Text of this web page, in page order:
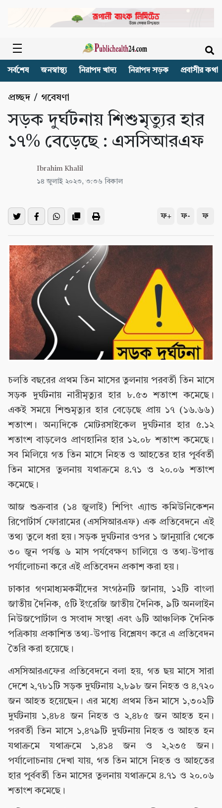
সর্বশেষ জনস্বাস্থ্য নিরাপদ খাদ্য নিরাপদ সড়ক প্রবাসীর কথা
প্রচ্ছদ / গবেষণা
সড়ক দুর্ঘটনায় শিশুমৃত্যুর হার
১৭% বেড়েছে : এসসিআরএফ
Ibrahim Khalil
১৪ জুলাই ২০২৩, ৩:৩৬ বিকাল
ফ+ ফ- ফ
চলতি বছরের প্রথম তিন মাসের তুলনায় পরবর্তী তিন মাসে
সড়ক দুর্ঘটনায় নারীমৃত্যুর হার ৮.৫৩ শতাংশ কমেছে।
একই সময়ে শিশুমৃত্যুর হার বেড়েছে প্রায় ১৭ (১৬.৬৬)
শতাংশ। অন্যদিকে মোটরসাইকেল দুর্ঘটনার হার ৫.১২
শতাংশ বাড়লেও প্রাণহানির হার ১২.০৮ শতাংশ কমেছে।
সব মিলিয়ে গত তিন মাসে নিহত ও আহতের হার পূর্ববর্তী
তিন মাসের তুলনায় যথাক্রমে ৪.৭১ ও ২০.০৬ শতাংশ
কমেছে।
আজ শুক্রবার (১৪ জুলাই) শিপিং এ্যান্ড কমিউনিকেশন
রিপোর্টার্স ফোরামের (এসসিআরএফ) এক প্রতিবেদনে এই
তথ্য তুলে ধরা হয়। সড়ক দুর্ঘটনার ওপর ১ জানুয়ারি থেকে
৩০ জুন পর্যন্ত ৬ মাস পর্যবেক্ষণ চালিয়ে ও তথ্য-উপাত্ত
পর্যালোচনা করে এই প্রতিবেদন প্রকাশ করা হয়।
ঢাকার গণমাধ্যমকর্মীদের সংগঠনটি জানায়, ১২টি বাংলা
জাতীয় দৈনিক, ৫টি ইংরেজি জাতীয় দৈনিক, ৯টি অনলাইন
নিউজপোর্টাল ও সংবাদ সংস্থা এবং ৬টি আঞ্চলিক দৈনিক
পত্রিকায় প্রকাশিত তথ্য-উপাত্ত বিশ্লেষণ করে এ প্রতিবেদন
তৈরি করা হয়েছে।
এসসিআরএফের প্রতিবেদনে বলা হয়, গত ছয় মাসে সারা
দেশে ২,৭৮১টি সড়ক দুর্ঘটনায় ২,৮৯৮ জন নিহত ও ৪,৭২০
জন আহত হয়েছেন। এর মধ্যে প্রথম তিন মাসে ১,৩০২টি
দুর্ঘটনায় ১,৪৮৪ জন নিহত ও ২,৪৮৫ জন আহত হন।
পরবর্তী তিন মাসে ১,৪৭৯টি দুর্ঘটনায় নিহত ও আহত হন
যথাক্রমে যথাক্রমে ১,৪১৪ জন ও ২,২৩৫ জন।
পর্যালোচনায় দেখা যায়, গত তিন মাসে নিহত ও আহতের
হার পূর্ববর্তী তিন মাসের তুলনায় যথাক্রমে ৪.৭১ ও ২০.০৬
শতাংশ কমেছে।